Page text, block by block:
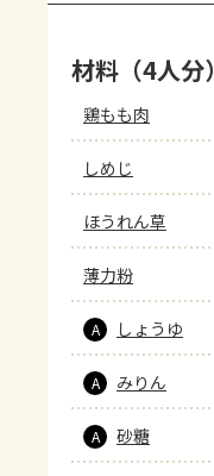
材料（4人分）
鶏もも肉
しめじ
ほうれん草
薄力粉
A しょうゆ
A みりん
A 砂糖